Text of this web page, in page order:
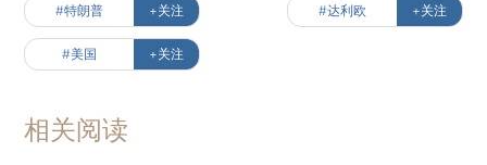
#特朗普 +关注 #达利欧 +关注
#美国 +关注
相关阅读